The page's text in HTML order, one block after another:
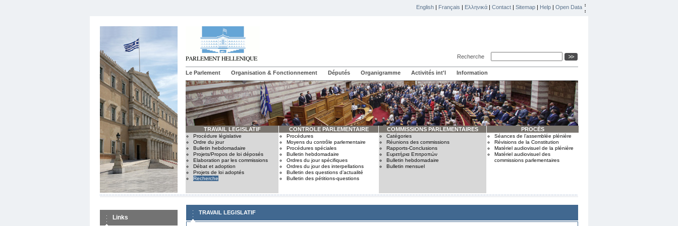
English | Français | Ελληνικά | Contact | Sitemap | Help | Open Data
Recherche
Le Parlement Organisation & Fonctionnement Députés Organigramme Activités int'l Information
TRAVAIL LEGISLATIF
Procédure législative
Ordre du jour
Bulletin hebdomadaire
Projets/Propos de loi déposés
Elaboration par les commissions
Débat et adoption
Projets de loi adoptés
Recherche
CONTROLE PARLEMENTAIRE
Procédures
Moyens du contrôle parlementaire
Procédures spéciales
Bulletin hebdomadaire
Ordres du jour spécifiques
Ordres du jour des interpellations
Bulletin des questions d’actualité
Bulletin des pétitions-questions
COMMISSIONS PARLEMENTAIRES
Catégories
Réunions des commissions
Rapports-Conclusions
Ευρετήρια Επιτροπών
Bulletin hebdomadaire
Bulletin mensuel
PROCÈS
Séances de l’assemblée plénière
Révisions de la Constitution
Matériel audiovisuel de la plénière
Matériel audiovisuel des
commissions parlementaires
Links
TRAVAIL LEGISLATIF